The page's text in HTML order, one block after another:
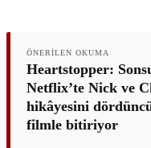
ÖNERILEN OKUMA
Heartstopper:
Netflix’te Nick ve
hikâyesini
filmle bitiriyor